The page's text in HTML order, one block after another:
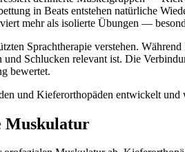
in Beats entstehen natürliche
mehr als isolierte Übungen —
Sprachtherapie verstehen.
Schlucken relevant ist. Die
bewertet.
und Kieferorthopäden entwickelt
Muskulatur